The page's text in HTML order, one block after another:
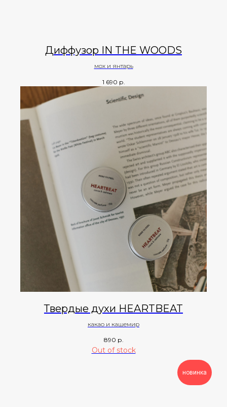
Диффузор IN THE WOODS
мох и янтарь
1 690 р.
Твердые духи HEARTBEAT
какао и кашемир
890 р.
Out of stock
новинка